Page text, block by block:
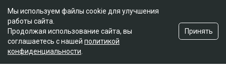
Мы используем файлы cookie для улучшения
работы сайта.
Продолжая использование сайта, вы
соглашаетесь с нашей политикой
конфиденциальности
Принять